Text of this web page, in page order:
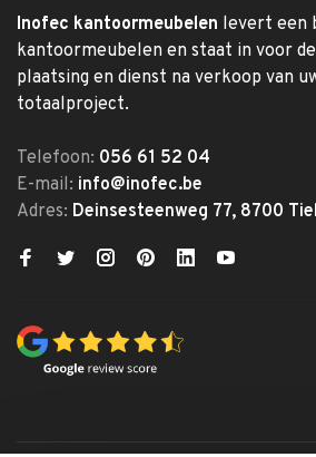
Inofec kantoormeubelen levert een
kantoormeubelen en staat in voor
plaatsing en dienst na verkoop van
totaalproject.
Telefoon: 056 61 52 04
E-mail: info@inofec.be
Adres: Deinsesteenweg 77, 8700